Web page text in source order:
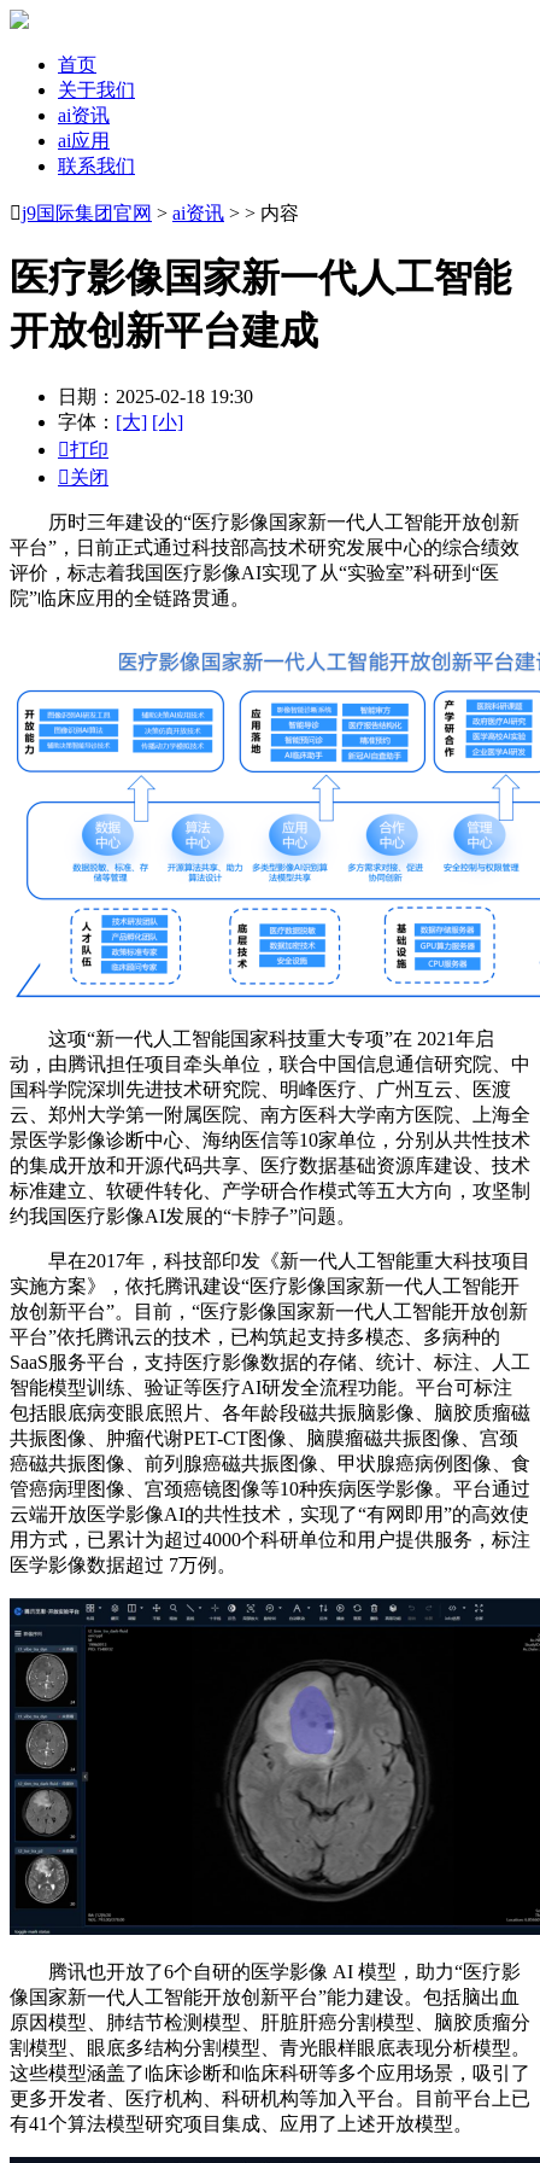
首页
关于我们
ai资讯
ai应用
联系我们
j9国际集团官网 > ai资讯 > > 内容
医疗影像国家新一代人工智能
开放创新平台建成
日期：2025-02-18 19:30
字体： [大] [小]
打印
关闭
历时三年建设的“医疗影像国家新一代人工智能开放创新
平台”，日前正式通过科技部高技术研究发展中心的综合绩效
评价，标志着我国医疗影像AI实现了从“实验室”科研到“医
院”临床应用的全链路贯通。
这项“新一代人工智能国家科技重大专项”在 2021年启
动，由腾讯担任项目牵头单位，联合中国信息通信研究院、中
国科学院深圳先进技术研究院、明峰医疗、广州互云、医渡
云、郑州大学第一附属医院、南方医科大学南方医院、上海全
景医学影像诊断中心、海纳医信等10家单位，分别从共性技术
的集成开放和开源代码共享、医疗数据基础资源库建设、技术
标准建立、软硬件转化、产学研合作模式等五大方向，攻坚制
约我国医疗影像AI发展的“卡脖子”问题。
早在2017年，科技部印发《新一代人工智能重大科技项目
实施方案》，依托腾讯建设“医疗影像国家新一代人工智能开
放创新平台”。目前，“医疗影像国家新一代人工智能开放创新
平台”依托腾讯云的技术，已构筑起支持多模态、多病种的
SaaS服务平台，支持医疗影像数据的存储、统计、标注、人工
智能模型训练、验证等医疗AI研发全流程功能。平台可标注
包括眼底病变眼底照片、各年龄段磁共振脑影像、脑胶质瘤磁
共振图像、肿瘤代谢PET-CT图像、脑膜瘤磁共振图像、宫颈
癌磁共振图像、前列腺癌磁共振图像、甲状腺癌病例图像、食
管癌病理图像、宫颈癌镜图像等10种疾病医学影像。平台通过
云端开放医学影像AI的共性技术，实现了“有网即用”的高效使
用方式，已累计为超过4000个科研单位和用户提供服务，标注
医学影像数据超过 7万例。
腾讯也开放了6个自研的医学影像 AI 模型，助力“医疗影
像国家新一代人工智能开放创新平台”能力建设。包括脑出血
原因模型、肺结节检测模型、肝脏肝癌分割模型、脑胶质瘤分
割模型、眼底多结构分割模型、青光眼样眼底表现分析模型。
这些模型涵盖了临床诊断和临床科研等多个应用场景，吸引了
更多开发者、医疗机构、科研机构等加入平台。目前平台上已
有41个算法模型研究项目集成、应用了上述开放模型。